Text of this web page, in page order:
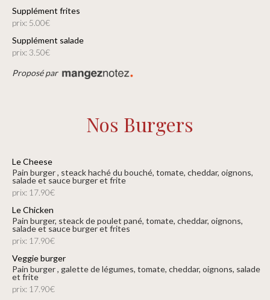
Supplément frites
prix: 5.00€
Supplément salade
prix: 3.50€
Proposé par
Nos Burgers
Le Cheese
pain burger , steack haché du bouché, tomate, cheddar, oignons,
salade et sauce burger et frite
prix: 17.90€
Le Chicken
pain burger, steack de poulet pané, tomate, cheddar, oignons,
salade et sauce burger et frites
prix: 17.90€
Veggie burger
pain burger , galette de légumes, tomate, cheddar, oignons, salade
et frite
prix: 17.90€